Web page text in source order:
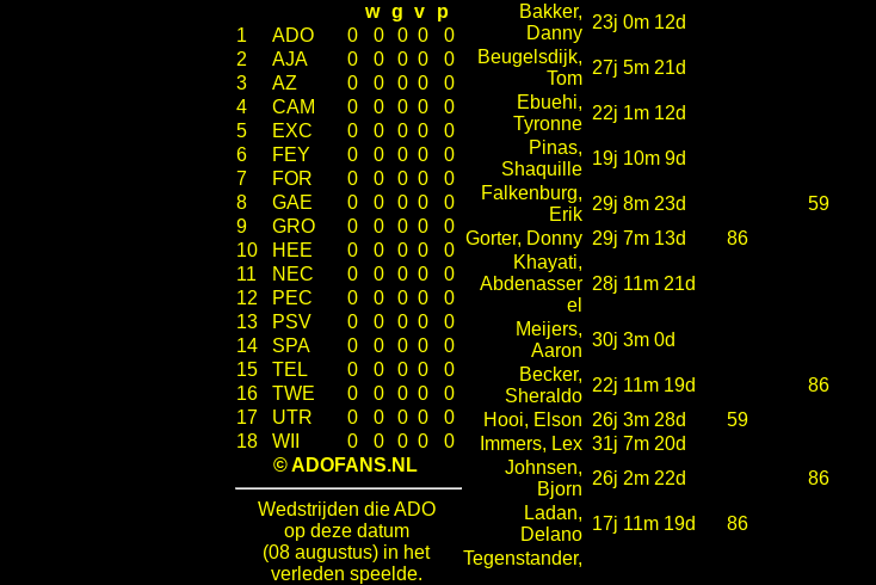
w g v
p
1
ADO 0 0 0 0
0
2
AJA 0 0 0 0
0
3
AZ 0 0 0 0
0
4
CAM 0 0 0 0
0
5
EXC 0 0 0 0
0
6
FEY 0 0 0 0
0
7
FOR 0 0 0 0
0
8
GAE 0 0 0 0
0
9
GRO 0 0 0 0
0
10
HEE 0 0 0 0
0
11
NEC 0 0 0 0
0
12
PEC 0 0 0 0
0
13
PSV 0 0 0 0
0
14
SPA 0 0 0 0
0
15
TEL 0 0 0 0
0
16
TWE 0 0 0 0
0
17
UTR 0 0 0 0
0
18
WII 0 0 0 0
0
© ADOFANS.NL
Wedstrijden die ADO
op deze datum
(08 augustus) in het
verleden speelde.
Bakker,
Danny
23j 0m 12d
Beugelsdijk,
Tom
27j 5m 21d
Ebuehi,
Tyronne
22j 1m 12d
Pinas,
Shaquille
19j 10m 9d
Falkenburg,
Erik
29j 8m 23d
59
Gorter, Donny 29j 7m 13d
86
Khayati,
Abdenasser
el
28j 11m 21d
Meijers,
Aaron
30j 3m 0d
Becker,
Sheraldo
22j 11m 19d
86
Hooi, Elson 26j 3m 28d
59
Immers, Lex 31j 7m 20d
Johnsen,
Bjorn
26j 2m 22d
86
Ladan,
Delano
17j 11m 19d
86
Tegenstander,